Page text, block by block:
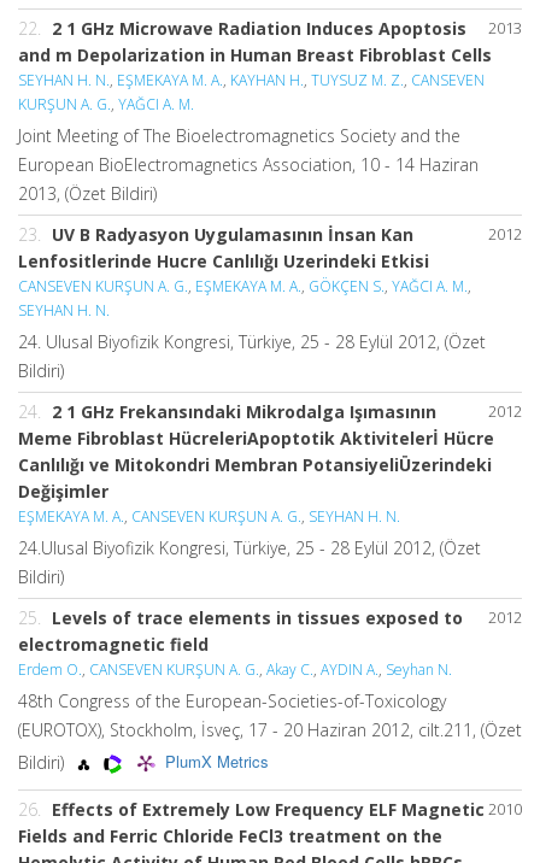
2013
22. 2 1 GHz Microwave Radiation Induces Apoptosis
and m Depolarization in Human Breast Fibroblast Cells
SEYHAN H. N., EŞMEKAYA M. A., KAYHAN H., TUYSUZ M. Z., CANSEVEN
KURŞUN A. G., YAĞCI A. M.
Joint Meeting of The Bioelectromagnetics Society and the
European BioElectromagnetics Association, 10 - 14 Haziran
2013, (Özet Bildiri)
2012
23. UV B Radyasyon Uygulamasının İnsan Kan
Lenfositlerinde Hucre Canlılığı Uzerindeki Etkisi
CANSEVEN KURŞUN A. G., EŞMEKAYA M. A., GÖKÇEN S., YAĞCI A. M.,
SEYHAN H. N.
24. Ulusal Biyofizik Kongresi, Türkiye, 25 - 28 Eylül 2012, (Özet
Bildiri)
2012
24. 2 1 GHz Frekansındaki Mikrodalga Işımasının
Meme Fibroblast HücreleriApoptotik Aktivitelerİ Hücre
Canlılığı ve Mitokondri Membran PotansiyeliÜzerindeki
Değişimler
EŞMEKAYA M. A., CANSEVEN KURŞUN A. G., SEYHAN H. N.
24.Ulusal Biyofizik Kongresi, Türkiye, 25 - 28 Eylül 2012, (Özet
Bildiri)
2012
25. Levels of trace elements in tissues exposed to
electromagnetic field
Erdem O., CANSEVEN KURŞUN A. G., Akay C., AYDIN A., Seyhan N.
48th Congress of the European-Societies-of-Toxicology
(EUROTOX), Stockholm, İsveç, 17 - 20 Haziran 2012, cilt.211, (Özet
Bildiri)
PlumX Metrics
2010
26. Effects of Extremely Low Frequency ELF Magnetic
Fields and Ferric Chloride FeCl3 treatment on the